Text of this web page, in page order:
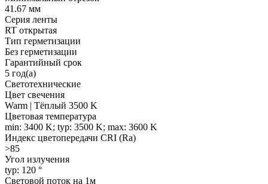
41.67 мм
Серия ленты
RT открытая
Тип герметизации
Без герметизации
Гарантийный срок
5 год(а)
Светотехнические
Цвет свечения
Warm | Тёплый 3500 K
Цветовая температура
min: 3400 K; typ: 3500 K; max: 3600 K
Индекс цветопередачи CRI (Ra)
>85
Угол излучения
typ: 120 °
Световой поток на 1м